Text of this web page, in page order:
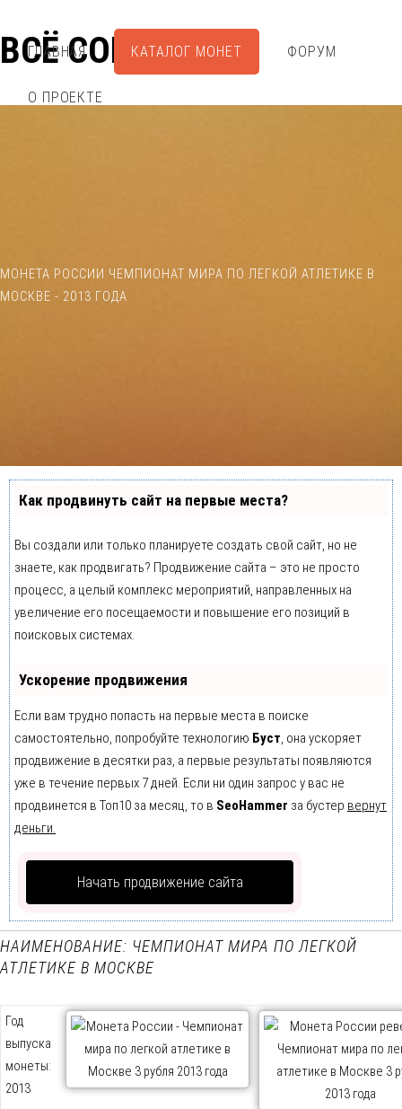
ВСЁ СОБРАЛ
ГЛАВНАЯ КАТАЛОГ МОНЕТ ФОРУМ
О ПРОЕКТЕ
МОНЕТА РОССИИ ЧЕМПИОНАТ МИРА ПО ЛЕГКОЙ АТЛЕТИКЕ В
МОСКВЕ - 2013 ГОДА
Как продвинуть сайт на первые места?
Вы создали или только планируете создать свой сайт, но не
знаете, как продвигать? Продвижение сайта – это не просто
процесс, а целый комплекс мероприятий, направленных на
увеличение его посещаемости и повышение его позиций в
поисковых системах.
Ускорение продвижения
Если вам трудно попасть на первые места в поиске
самостоятельно, попробуйте технологию Буст, она ускоряет
продвижение в десятки раз, а первые результаты появляются
уже в течение первых 7 дней. Если ни один запрос у вас не
продвинется в Топ10 за месяц, то в SeoHammer за бустер вернут
деньги.
Начать продвижение сайта
НАИМЕНОВАНИЕ: ЧЕМПИОНАТ МИРА ПО ЛЕГКОЙ
АТЛЕТИКЕ В МОСКВЕ
Год
выпуска
монеты:
2013